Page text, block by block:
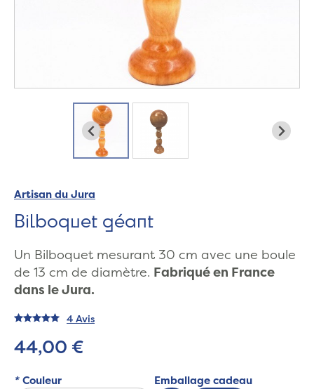
Artisan du Jura
Bilboquet géant
Un Bilboquet mesurant 30 cm avec une boule
de 13 cm de diamètre. Fabriqué en France
dans le Jura.
4 Avis
44,00 €
* Couleur
Emballage cadeau